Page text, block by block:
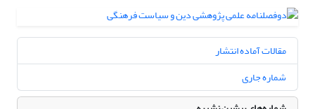
مقالات آماده انتشار
شماره جاری